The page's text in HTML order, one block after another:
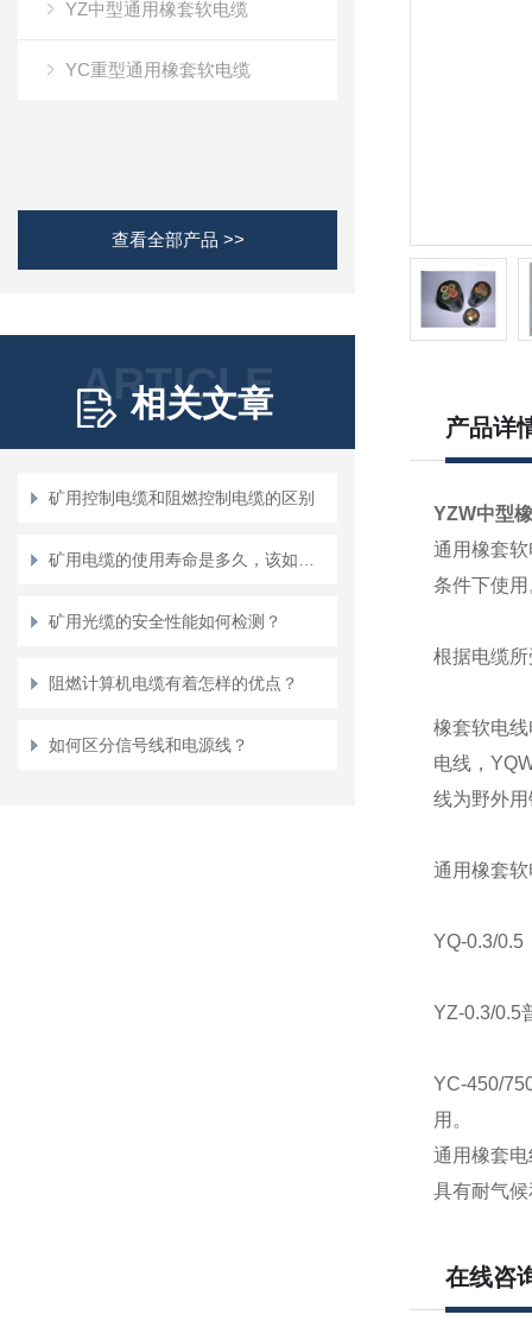
YZ中型通用橡套软电缆
YC重型通用橡套软电缆
查看全部产品 >>
ARTICLE
相关文章
矿用控制电缆和阻燃控制电缆的区别
矿用光缆的安全性能如何检测？
阻燃计算机电缆有着怎样的优点？
如何区分信号线和电源线？
产品详
YZW中型
通用橡套
条件下使用
根据电缆
橡套软电
电线，
线为野外
通用橡套
YQ-0.3/0.5
YZ-0.3/0.5
YC-450/
用。
通用橡套
具有耐气
在线咨